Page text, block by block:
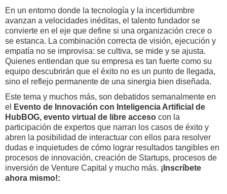
En un entorno donde la tecnología y la incertidumbre
avanzan a velocidades inéditas, el talento fundador se
convierte en el eje que define si una organización crece o
se estanca. La combinación correcta de visión, ejecución y
empatía no se improvisa: se cultiva, se mide y se ajusta.
Quienes entiendan que su empresa es tan fuerte como su
equipo descubrirán que el éxito no es un punto de llegada,
sino el reflejo permanente de una sinergia bien diseñada.
Este tema y muchos más, son debatidos semanalmente en
el
Evento de Innovación con Inteligencia Artificial de
HubBOG, evento virtual de libre acceso con la
participación de expertos que narran los casos de éxito y
abren la posibilidad de interactuar con ellos para resolver
dudas e inquietudes de cómo lograr resultados tangibles en
procesos de innovación, creación de Startups, procesos de
inversión de Venture Capital y mucho más. ¡Inscríbete
ahora mismo!: